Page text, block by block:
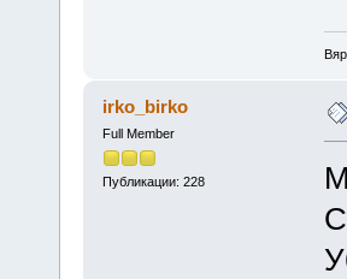
irko_birko
Full Member
Публикации: 228